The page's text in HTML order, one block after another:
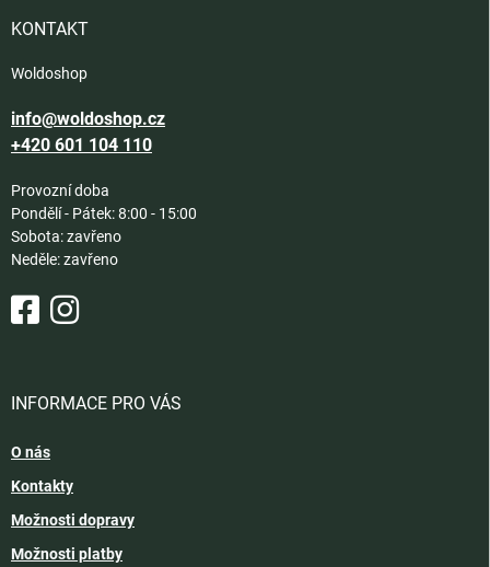
KONTAKT
Woldoshop
info@woldoshop.cz
+420 601 104 110
Provozní doba
Pondělí - Pátek: 8:00 - 15:00
Sobota: zavřeno
Neděle: zavřeno
INFORMACE PRO VÁS
O nás
Kontakty
Možnosti dopravy
Možnosti platby